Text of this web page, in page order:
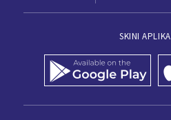
SKINI